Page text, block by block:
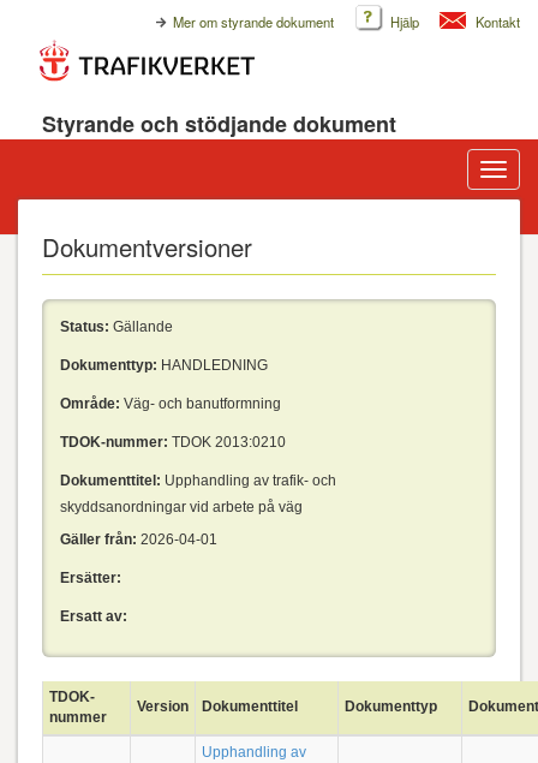
Mer om styrande dokument Hjälp Kontakt
Styrande och stödjande dokument
Visa/
meny
Dokumentversioner
Status: Gällande
Dokumenttyp: HANDLEDNING
Område: Väg- och banutformning
TDOK-nummer: TDOK 2013:0210
Dokumenttitel: Upphandling av trafik- och
skyddsanordningar vid arbete på väg
Gäller från: 2026-04-01
Ersätter:
Ersatt av:
TDOK-
nummer
Version Dokumenttitel Dokumenttyp
Upphandling av